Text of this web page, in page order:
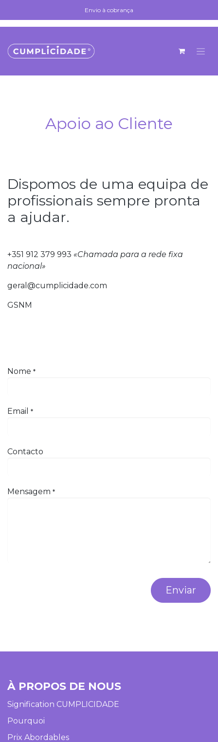
Envio à cobrança
Envio à cobrança
Apoio ao Cliente
Dispomos de uma equipa de
profissionais sempre pronta
a ajudar.
+351 912 379 993 «Chamada para a rede fixa
nacional»
geral@cumplicidade.com
GSNM
Nome *
Email *
Contacto
Mensagem *
Enviar
À PROPOS DE NOUS
Signification CUMPLICIDADE
Pourquoi
Prix Abordables